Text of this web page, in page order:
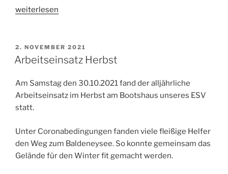
„17.
weiterlesen
VERÖFFENTLICHT
AM
2. NOVEMBER 2021
Arbeitseinsatz Herbst
Am Samstag den 30.10.2021 fand der alljährliche
Arbeitseinsatz im Herbst am Bootshaus unseres ESV
statt.
Unter Coronabedingungen fanden viele fleißige Helfer
den Weg zum Baldeneysee. So konnte gemeinsam das
Gelände für den Winter fit gemacht werden.